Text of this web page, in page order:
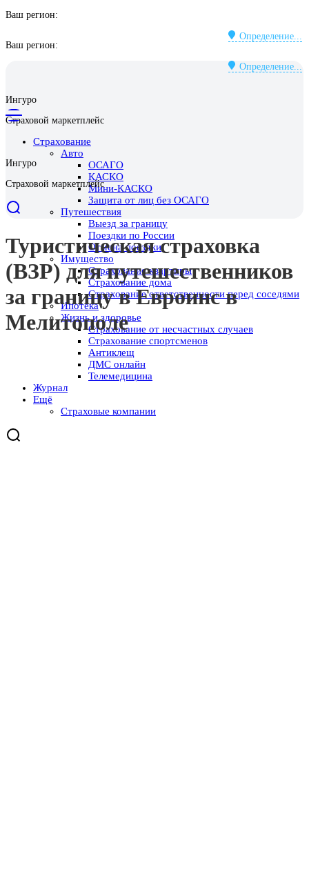
Ваш регион:
Определение...
Ваш регион:
Определение...
Ингуро
Страховой маркетплейс
Страхование
Авто
ОСАГО
КАСКО
Мини-КАСКО
Защита от лиц без ОСАГО
Путешествия
Выезд за границу
Поездки по России
Отмена поездки
Имущество
Страхование квартиры
Страхование дома
Страхование ответственности перед соседями
Ипотека
Жизнь и здоровье
Страхование от несчастных случаев
Страхование спортсменов
Антиклещ
ДМС онлайн
Телемедицина
Журнал
Ещё
Страховые компании
Ингуро
Страховой маркетплейс
Туристическая страховка
(ВЗР) для путешественников
за границу в Евроинс в
Мелитополе